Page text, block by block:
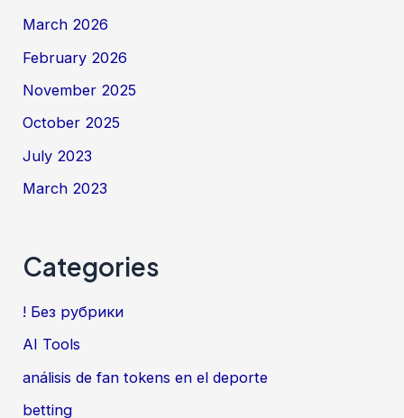
March 2026
February 2026
November 2025
October 2025
July 2023
March 2023
Categories
! Без рубрики
AI Tools
análisis de fan tokens en el deporte
betting